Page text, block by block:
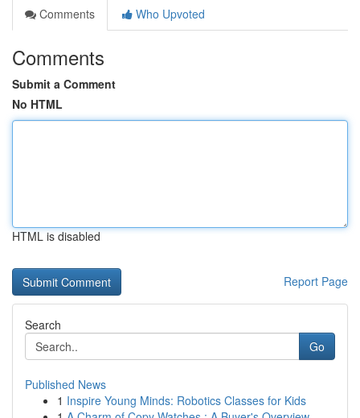
Comments
Who Upvoted
Comments
Submit a Comment
No HTML
HTML is disabled
Report Page
Search
Go
Published News
1 Inspire Young Minds: Robotics Classes for Kids